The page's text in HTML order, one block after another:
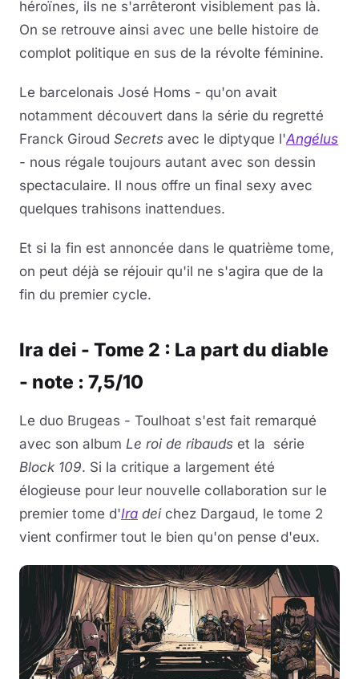
héroïnes, ils ne s'arrêteront visiblement pas là.
On se retrouve ainsi avec une belle histoire de
complot politique en sus de la révolte féminine.
Le barcelonais José Homs - qu'on avait
notamment découvert dans la série du regretté
Franck Giroud Secrets avec le diptyque l'Angélus
- nous régale toujours autant avec son dessin
spectaculaire. Il nous offre un final sexy avec
quelques trahisons inattendues.
Et si la fin est annoncée dans le quatrième tome,
on peut déjà se réjouir qu'il ne s'agira que de la
fin du premier cycle.
Ira dei - Tome 2 : La part du diable
- note : 7,5/10
Le duo Brugeas - Toulhoat s'est fait remarqué
avec son album Le roi de ribauds et la série
Block 109. Si la critique a largement été
élogieuse pour leur nouvelle collaboration sur le
premier tome d'Ira deichez Dargaud, le tome 2
vient confirmer tout le bien qu'on pense d'eux.